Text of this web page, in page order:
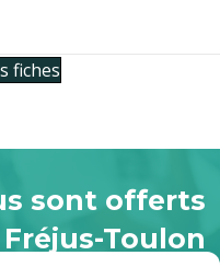
fiches
sont offerts
Toulon